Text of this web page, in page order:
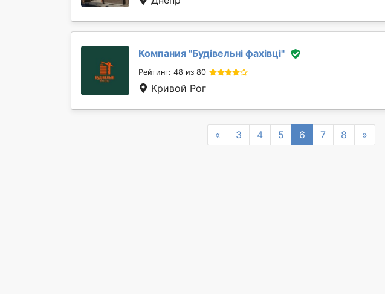
Компания "Будівельні фахівці"
Рейтинг: 48 из 80
Кривой Рог
« Previous
3 4 5 6 7 8 »